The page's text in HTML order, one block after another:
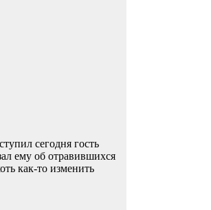
сегодня гость
ему об отравившихся
как-то изменить